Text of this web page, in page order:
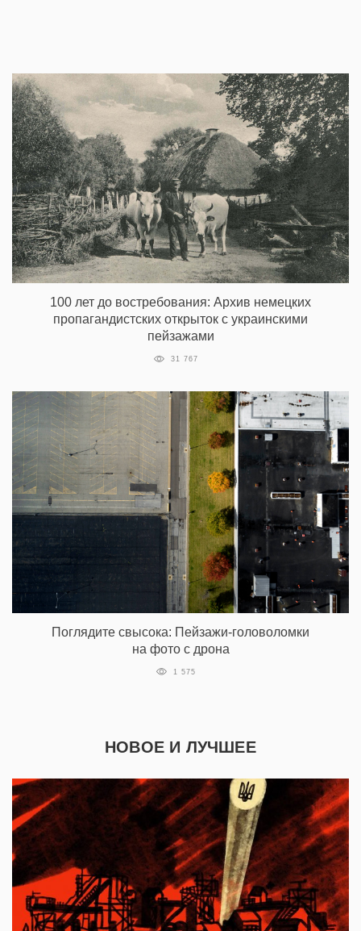
100 лет до востребования: Архив немецких
пропагандистских открыток с украинскими
пейзажами
31 767
Поглядите свысока: Пейзажи-головоломки
на фото с дрона
1 575
НОВОЕ И ЛУЧШЕЕ